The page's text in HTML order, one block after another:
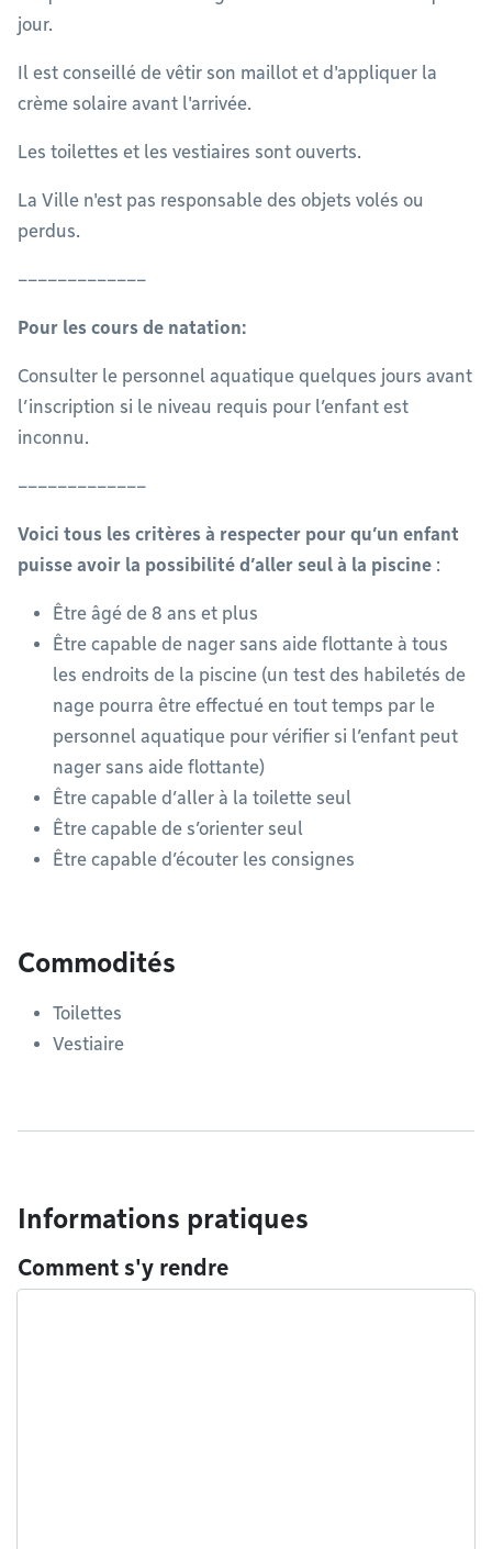
jour.
Il est conseillé de vêtir son maillot et d'appliquer la
crème solaire avant l'arrivée.
Les toilettes et les vestiaires sont ouverts.
La Ville n'est pas responsable des objets volés ou
perdus.
–––––––––––––
Pour les cours de natation:
Consulter le personnel aquatique quelques jours avant
l’inscription si le niveau requis pour l’enfant est
inconnu.
–––––––––––––
Voici tous les critères à respecter pour qu’un enfant
puisse avoir la possibilité d’aller seul à la piscine :
Être âgé de 8 ans et plus
Être capable de nager sans aide flottante à tous
les endroits de la piscine (un test des habiletés de
nage pourra être effectué en tout temps par le
personnel aquatique pour vérifier si l’enfant peut
nager sans aide flottante)
Être capable d’aller à la toilette seul
Être capable de s’orienter seul
Être capable d’écouter les consignes
Commodités
Toilettes
Vestiaire
Informations pratiques
Comment s'y rendre